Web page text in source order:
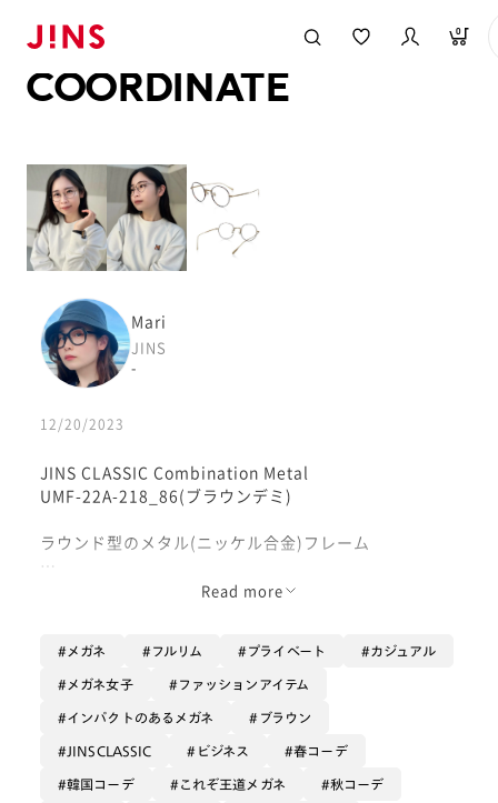
0
COORDINATE
Mari
JINS
-
12/20/2023
JINS CLASSIC Combination Metal
UMF-22A-218_86(ブラウンデミ)
ラウンド型のメタル(ニッケル合金)フレーム
クラシカルなスタイルで人気のJINS CLASSICシリー
柔らかなアンティークゴールド×オレンジブラウンデミ
柄の色合いも相まって、
落ち着いた穏やかな印象を演出してくれます。
また、ほっそりしたお顔に馴染みやすい造りなので、シ
Read more
メガネ フルリム プライベート カジュアル
メガネ女子 ファッションアイテム
インパクトのあるメガネ ブラウン
JINSCLASSIC ビジネス 春コーデ
韓国コーデ これぞ王道メガネ 秋コーデ